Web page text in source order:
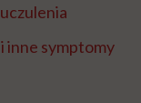
inne symptomy